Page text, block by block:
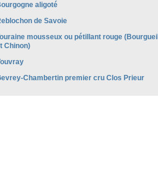
aligoté
de Savoie
mousseux ou pétillant rouge (Bourgueil
Chinon)
Chambertin premier cru Clos Prieur